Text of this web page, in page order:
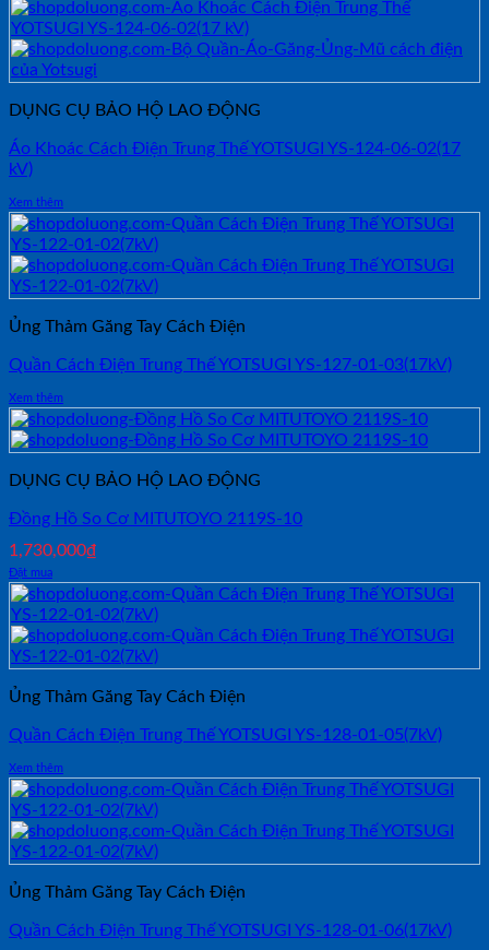
DỤNG CỤ BẢO HỘ LAO ĐỘNG
Áo Khoác Cách Điện Trung Thế YOTSUGI YS-124-06-02(17
kV)
Xem thêm
Ủng Thảm Găng Tay Cách Điện
Quần Cách Điện Trung Thế YOTSUGI YS-127-01-03(17kV)
Xem thêm
DỤNG CỤ BẢO HỘ LAO ĐỘNG
Đồng Hồ So Cơ MITUTOYO 2119S-10
1,730,000₫
Đặt mua
Ủng Thảm Găng Tay Cách Điện
Quần Cách Điện Trung Thế YOTSUGI YS-128-01-05(7kV)
Xem thêm
Ủng Thảm Găng Tay Cách Điện
Quần Cách Điện Trung Thế YOTSUGI YS-128-01-06(17kV)